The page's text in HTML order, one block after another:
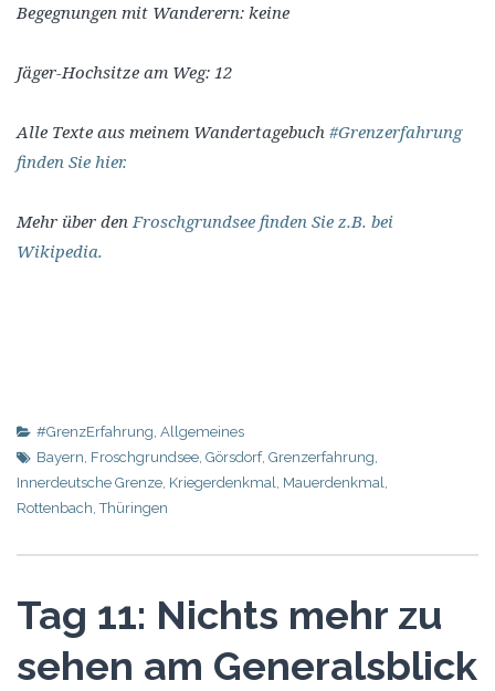
Begegnungen mit Wanderern: keine
Jäger-Hochsitze am Weg: 12
Alle Texte aus meinem Wandertagebuch #Grenzerfahrung
finden Sie hier.
Mehr über denFroschgrundsee finden Sie z.B. bei
Wikipedia.
#GrenzErfahrung, Allgemeines
Bayern, Froschgrundsee, Görsdorf, Grenzerfahrung,
Innerdeutsche Grenze, Kriegerdenkmal, Mauerdenkmal,
Rottenbach,Thüringen
Tag 11: Nichts mehr zu
sehen am Generalsblick